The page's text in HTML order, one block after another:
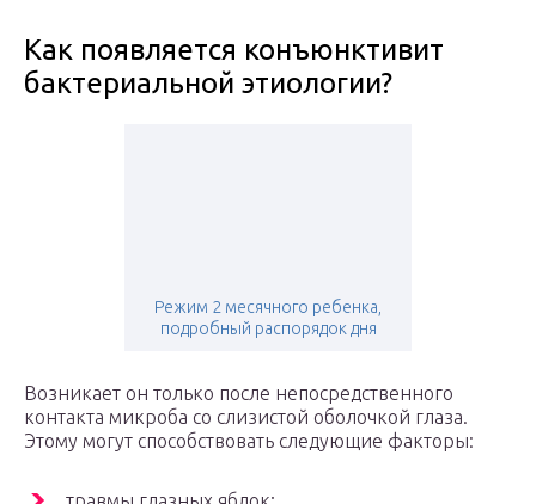
Как появляется конъюнктивит
бактериальной этиологии?
Режим 2 месячного ребенка,
подробный распорядок дня
Возникает он только после непосредственного
контакта микроба со слизистой оболочкой глаза.
Этому могут способствовать следующие факторы: